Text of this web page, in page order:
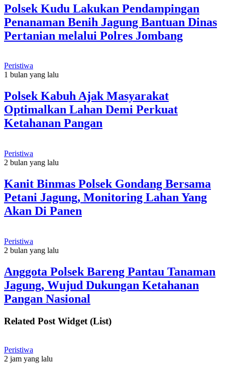
Polsek Kudu Lakukan Pendampingan
Penanaman Benih Jagung Bantuan Dinas
Pertanian melalui Polres Jombang
Peristiwa
1 bulan yang lalu
Polsek Kabuh Ajak Masyarakat
Optimalkan Lahan Demi Perkuat
Ketahanan Pangan
Peristiwa
2 bulan yang lalu
Kanit Binmas Polsek Gondang Bersama
Petani Jagung, Monitoring Lahan Yang
Akan Di Panen
Peristiwa
2 bulan yang lalu
Anggota Polsek Bareng Pantau Tanaman
Jagung, Wujud Dukungan Ketahanan
Pangan Nasional
Related Post Widget (List)
Peristiwa
2 jam yang lalu